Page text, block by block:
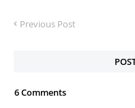
Previous Post
6 Comments